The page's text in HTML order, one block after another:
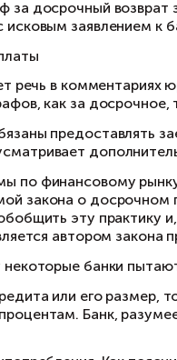
между банком
о досрочном
порой за
адвокат,
виде.
юридической
или же штраф за
в суд с
взиманий платы